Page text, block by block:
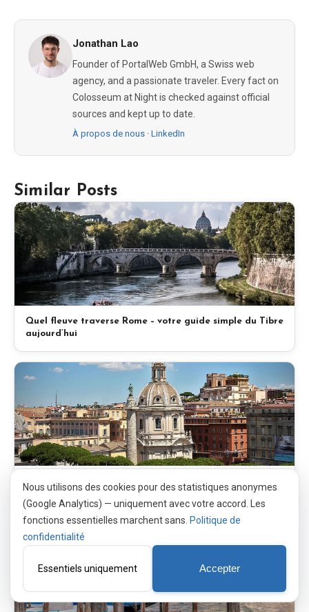
Jonathan Lao
Founder of PortalWeb GmbH, a Swiss web
agency, and a passionate traveler. Every fact on
Colosseum at Night is checked against official
sources and kept up to date.
À propos de nous · LinkedIn
Similar Posts
Quel fleuve traverse Rome – votre guide simple du Tibre
aujourd’hui
Combien de temps a duré la construction de Rome – une
chronologie simple qui répond à votre question
Nous utilisons des cookies pour des statistiques anonymes
(Google Analytics) — uniquement avec votre accord. Les
fonctions essentielles marchent sans. Politique de
confidentialité
Essentiels uniquement Accepter